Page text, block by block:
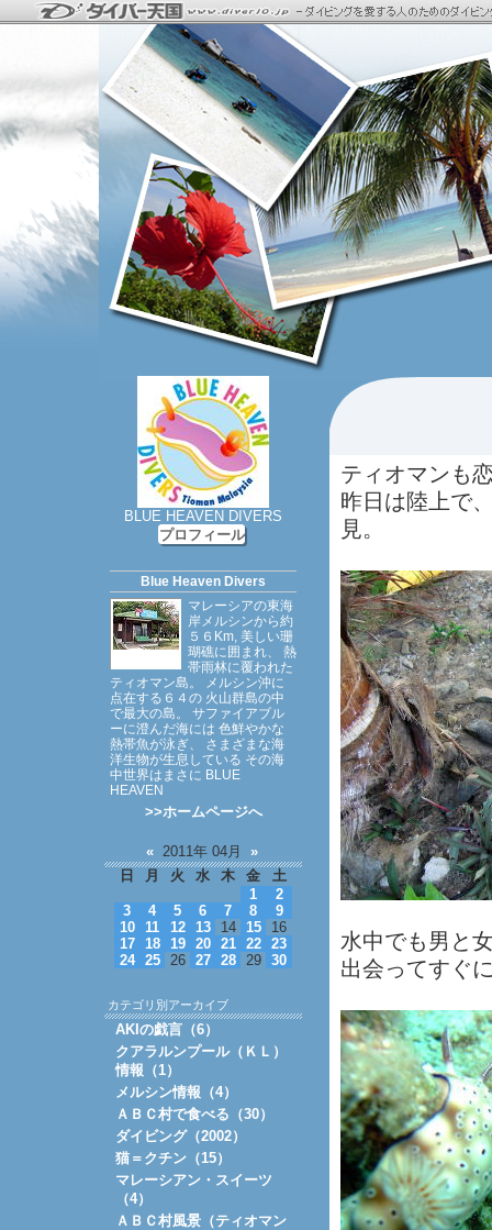
ティオマンも
昨日は陸上で
見。
水中でも男と
出会ってすぐ
BLUE HEAVEN DIVERS
プロフィール
Blue Heaven Divers
マレーシアの東海
岸メルシンから約
５６Km, 美しい珊
瑚礁に囲まれ、 熱
帯雨林に覆われた
ティオマン島。 メルシン沖に
点在する６４の 火山群島の中
で最大の島。 サファイアブル
ーに澄んだ海には 色鮮やかな
熱帯魚が泳ぎ、 さまざまな海
洋生物が生息している その海
中世界はまさに BLUE
HEAVEN
>>ホームページへ
« 2011年 04月 »
日
月 火 水 木 金
土
1
2
3
4 5 6 7 8
9
10
11 12 13 14 15
16
17
18 19 20 21 22
23
24
25 26 27 28 29 30
カテゴリ別アーカイブ
AKIの戯言（6）
クアラルンプール（ＫＬ）
情報（1）
メルシン情報（4）
ＡＢＣ村で食べる（30）
ダイビング（2002）
猫＝クチン（15）
マレーシアン・スイーツ
（4）
ＡＢＣ村風景（ティオマン